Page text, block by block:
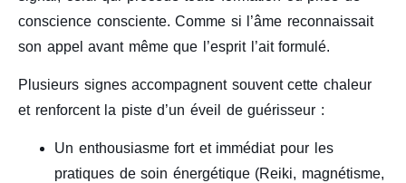
conscience consciente. Comme si l’âme reconnaissait
son appel avant même que l’esprit l’ait formulé.
Plusieurs signes accompagnent souvent cette chaleur
et renforcent la piste d’un éveil de guérisseur :
Un enthousiasme fort et immédiat pour les
pratiques de soin énergétique (Reiki, magnétisme,